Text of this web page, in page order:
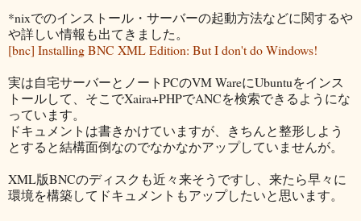
*nixでのインストール・サーバーの起動方法などに関するや
や詳しい情報も出てきました。
[bnc] Installing BNC XML Edition: But I don't do Windows!
実は自宅サーバーとノートPCのVM WareにUbuntuをインス
トールして、そこでXaira+PHPでANCを検索できるようにな
っています。
ドキュメントは書きかけていますが、きちんと整形しよう
とすると結構面倒なのでなかなかアップしていませんが。
XML版BNCのディスクも近々来そうですし、来たら早々に
環境を構築してドキュメントもアップしたいと思います。